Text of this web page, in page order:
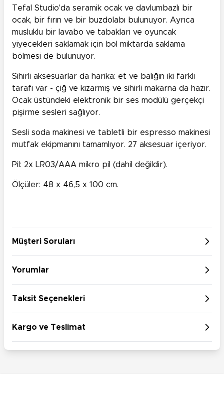
Tefal Studio'da seramik ocak ve davlumbazlı bir
ocak, bir fırın ve bir buzdolabı bulunuyor. Ayrıca
musluklu bir lavabo ve tabakları ve oyuncak
yiyecekleri saklamak için bol miktarda saklama
bölmesi de bulunuyor.
Sihirli aksesuarlar da harika: et ve balığın iki farklı
tarafı var - çiğ ve kızarmış ve sihirli makarna da hazır.
Ocak üstündeki elektronik bir ses modülü gerçekçi
pişirme sesleri sağlıyor.
Sesli soda makinesi ve tabletli bir espresso makinesi
mutfak ekipmanını tamamlıyor. 27 aksesuar içeriyor.
Pil: 2x LR03/AAA mikro pil (dahil değildir).
Ölçüler: 48 x 46,5 x 100 cm.
Müşteri Soruları
Yorumlar
Taksit Seçenekleri
Kargo ve Teslimat